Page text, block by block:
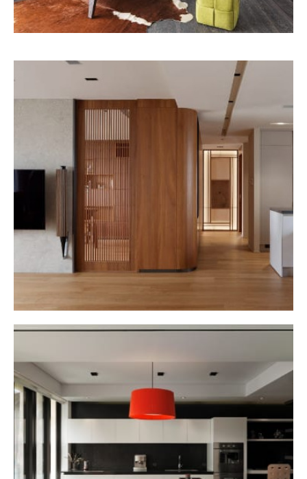
上海中凱アパートホテル
新店中央マンション
HOME DESIGN
MORE